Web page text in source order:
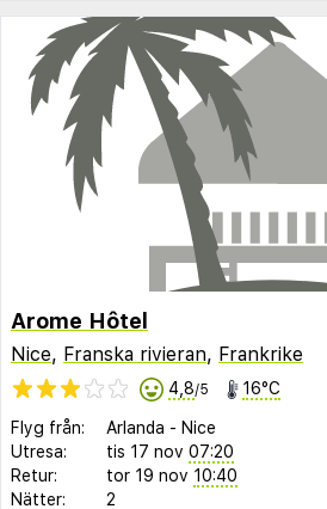
Arome Hôtel
Nice, Franska rivieran, Frankrike
4,8/5 16°C
Flyg från: Arlanda - Nice
Utresa:
tis 17 nov 07:20
Retur:
tor 19 nov 10:40
Nätter:
2